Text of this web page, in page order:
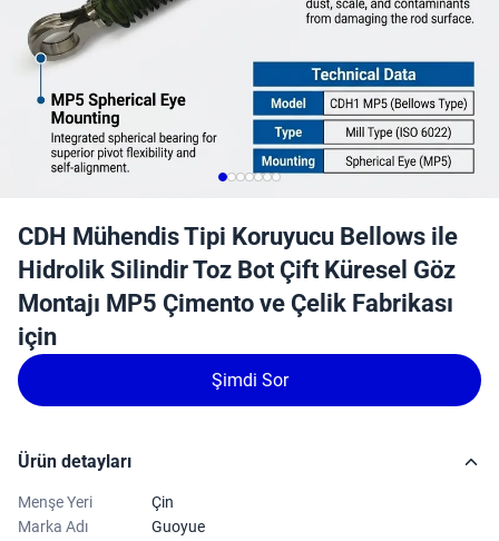
CDH Mühendis Tipi Koruyucu Bellows ile
Hidrolik Silindir Toz Bot Çift Küresel Göz
Montajı MP5 Çimento ve Çelik Fabrikası
için
Şimdi Sor
Ürün detayları
Menşe Yeri
Çin
Marka Adı
Guoyue